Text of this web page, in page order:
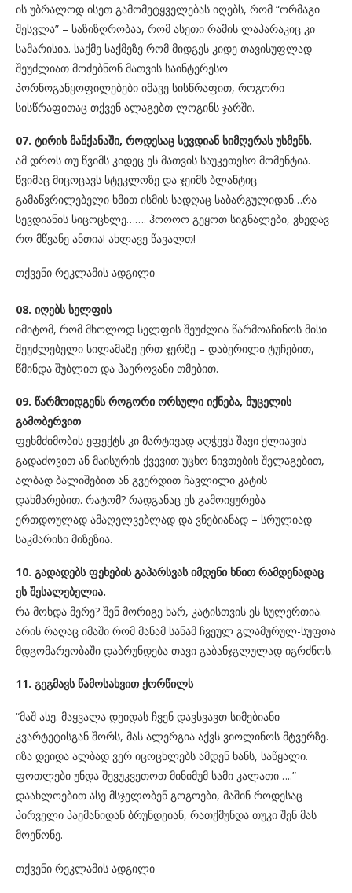
ის უბრალოდ ისეთ გამომეტყველებას იღებს, რომ “ორმაგი
შესვლა” – საზიზღრობაა, რომ ასეთი რამის ლაპარაკიც კი
სამარისია. საქმე საქმეზე რომ მიდგეს კიდე თავისუფლად
შეუძლიათ მოძებნონ მათვის საინტერესო
პორნოგანყოფილებები იმავე სისწრაფით, როგორი
სისწრაფითაც თქვენ ალაგებთ ლოგინს ჯარში.
07. ტირის მანქანაში, როდესაც სევდიან სიმღერას უსმენს.
ამ დროს თუ წვიმს კიდეც ეს მათვის საუკეთესო მომენტია.
წვიმაც მიცოცავს სტეკლოზე და ჯეიმს ბლანტიც
გამაწვრილებელი ხმით ისმის სადღაც საბარგულიდან…რა
სევდიანის სიცოცხლე……. ჰოოოო გეყოთ სიგნალები, ვხედავ
რო მწვანე ანთია! ახლავე წავალთ!
თქვენი რეკლამის ადგილი
08. იღებს სელფის
იმიტომ, რომ მხოლოდ სელფის შეუძლია წარმოაჩინოს მისი
შეუძლებელი სილამაზე ერთ ჯერზე – დაბერილი ტუჩებით,
წმინდა შუბლით და ჰაეროვანი თმებით.
09. წარმოიდგენს როგორი ორსული იქნება, მუცელის
გამობერვით
ფეხმძიმობის ეფექტს კი მარტივად აღჭევს შავი ქლიავის
გადაძოვით ან მაისურის ქვევით უცხო ნივთების შელაგებით,
ალბად ბალიშებით ან გვერდით ჩავლილი კატის
დახმარებით. რატომ? რადგანაც ეს გამოიყურება
ერთდოულად ამაღელვებლად და ვნებიანად – სრულიად
საკმარისი მიზეზია.
10. გადადებს ფეხების გაპარსვას იმდენი ხნით რამდენადაც
ეს შესალებელია.
რა მოხდა მერე? შენ მორიგე ხარ, კატისთვის ეს სულერთია.
არის რაღაც იმაში რომ მანამ სანამ ჩვეულ გლამურულ-სუფთა
მდგომარეობაში დაბრუნდება თავი გაბანჯგლულად იგრძნოს.
11. გეგმავს წამოსახვით ქორწილს
“მაშ ასე. მაყვალა დეიდას ჩვენ დავსვავთ სიმებიანი
კვარტეტისგან შორს, მას ალერგია აქვს ვიოლინოს მტვერზე.
იზა დეიდა ალბად ვერ იცოცხლებს ამდენ ხანს, საწყალი.
ფოთლები უნდა შევუკვეთოთ მინიმუმ სამი კალათი…..”
დაახლოებით ასე მსჯელობენ გოგოები, მაშინ როდესაც
პირველი პაემანიდან ბრუნდეიან, რათქმუნდა თუკი შენ მას
მოეწონე.
თქვენი რეკლამის ადგილი